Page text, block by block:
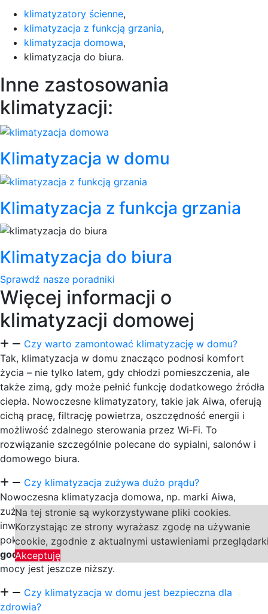
klimatyzatory ścienne,
klimatyzacja z funkcją grzania,
klimatyzacja domowa,
klimatyzacja do biura.
Inne zastosowania
klimatyzacji:
Klimatyzacja w domu
Klimatyzacja z funkcja grzania
Klimatyzacja do biura
Sprawdź nasze poradniki
Więcej informacji o
klimatyzacji domowej
Czy warto zamontować klimatyzację w domu?
Tak, klimatyzacja w domu znacząco podnosi komfort
życia – nie tylko latem, gdy chłodzi pomieszczenia, ale
także zimą, gdy może pełnić funkcję dodatkowego źródła
ciepła. Nowoczesne klimatyzatory, takie jak Aiwa, oferują
cichą pracę, filtrację powietrza, oszczędność energii i
możliwość zdalnego sterowania przez Wi‑Fi. To
rozwiązanie szczególnie polecane do sypialni, salonów i
domowego biura.
Czy klimatyzacja zużywa dużo prądu?
Nowoczesna klimatyzacja domowa, np. marki Aiwa,
zużywa stosunkowo niewiele prądu dzięki technologii
inwerterowej. Przykładowy klimatyzator 3,5 kW (dla
pokoju 25–35 m²) zużywa średnio0,8–1,2 kWh na
godzinę pracy
mocy jest jeszcze niższy.
Czy klimatyzacja w domu jest bezpieczna dla
zdrowia?
Na tej stronie są wykorzystywane pliki cookies.
Korzystając ze strony wyrażasz zgodę na używanie
cookie, zgodnie z aktualnymi ustawieniami
Akceptuję